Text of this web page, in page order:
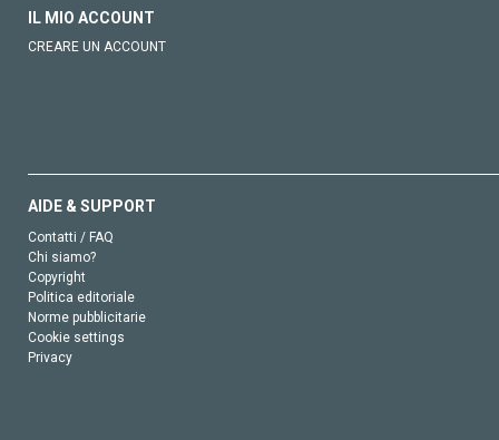
IL MIO ACCOUNT
CREARE UN ACCOUNT
AIDE & SUPPORT
Contatti / FAQ
Chi siamo?
Copyright
Politica editoriale
Norme pubblicitarie
Cookie settings
Privacy